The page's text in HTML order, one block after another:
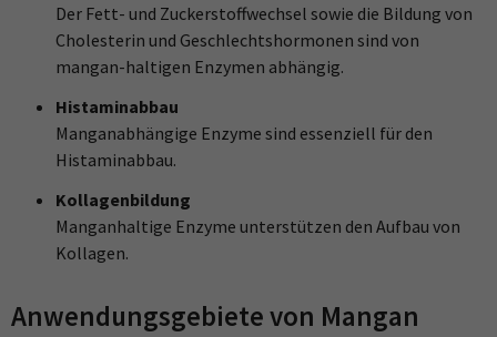
Der Fett- und Zuckerstoffwechsel sowie die Bildung von
Cholesterin und Geschlechtshormonen sind von
mangan-haltigen Enzymen abhängig.
Histaminabbau
Manganabhängige Enzyme sind essenziell für den
Histaminabbau.
Kollagenbildung
Manganhaltige Enzyme unterstützen den Aufbau von
Kollagen.
Anwendungsgebiete von Mangan